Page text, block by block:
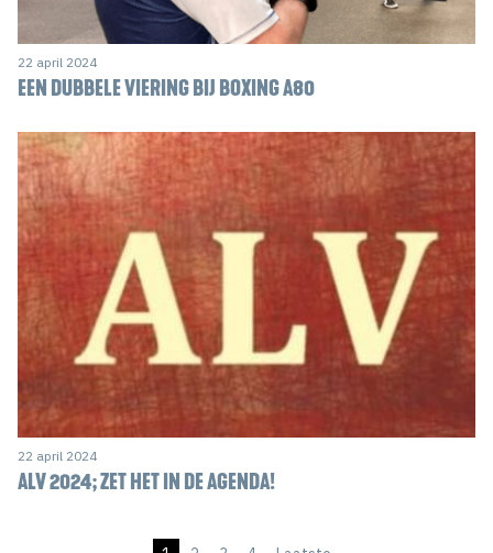
22 april 2024
EEN DUBBELE VIERING BIJ BOXING A80
22 april 2024
ALV 2024; ZET HET IN DE AGENDA!